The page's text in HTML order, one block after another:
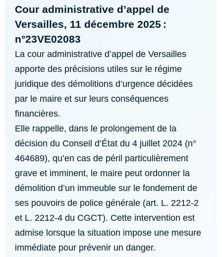
Cour administrative d’appel de
Versailles, 11 décembre 2025 :
n°23VE02083
La cour administrative d’appel de Versailles
apporte des précisions utiles sur le régime
juridique des démolitions d’urgence décidées
par le maire et sur leurs conséquences
financières.
Elle rappelle, dans le prolongement de la
décision du Conseil d’État du 4 juillet 2024 (n°
464689), qu’en cas de péril particulièrement
grave et imminent, le maire peut ordonner la
démolition d’un immeuble sur le fondement de
ses pouvoirs de police générale (art. L. 2212-2
et L. 2212-4 du CGCT). Cette intervention est
admise lorsque la situation impose une mesure
immédiate pour prévenir un danger.